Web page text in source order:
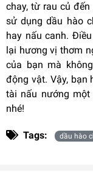
chay, từ rau củ
sử dụng dầu hào
hay nấu canh.
lại hương vị thơm
của bạn mà
động vật. Vậy, bạn
tài nấu nướng
nhé!
Tags: dầu hào